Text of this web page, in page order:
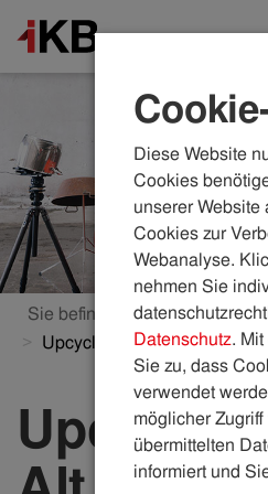
Sie befinden sich hier: ikb.at
Upcycling: Aus Alt mach
Diese Website
Cookies
unserer
Cookies zur
Webanalyse.
nehmen Sie
Datenschutz.
Sie zu, dass
verwendet
möglicher
übermittelten
informiert und